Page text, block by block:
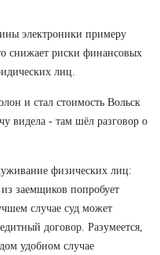
электроники примеру
снижает риски финансовых
лиц.
и стал стоимость Вольск
видела - там шёл разговор о
физических лиц:
заемщиков попробует
случае суд может
договор. Разумеется,
удобном случае